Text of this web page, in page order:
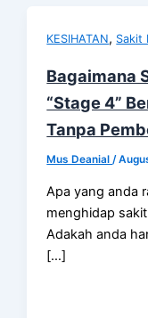
KESIHATAN, Sakit
Bagaimana
“Stage 4”
Tanpa
Mus Deanial/
Apa yang anda
menghidap
Adakah anda
[…]